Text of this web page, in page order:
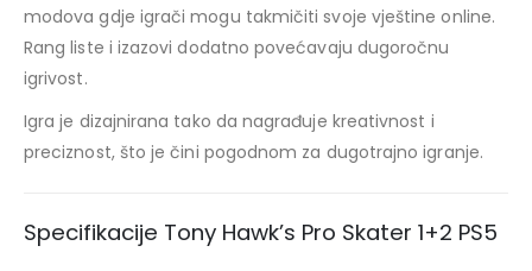
modova gdje igrači mogu takmičiti svoje vještine online.
Rang liste i izazovi dodatno povećavaju dugoročnu
igrivost.
Igra je dizajnirana tako da nagrađuje kreativnost i
preciznost, što je čini pogodnom za dugotrajno igranje.
Specifikacije Tony Hawk’s Pro Skater 1+2 PS5